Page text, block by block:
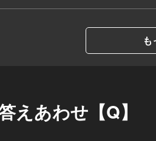
えあわせ【Q】